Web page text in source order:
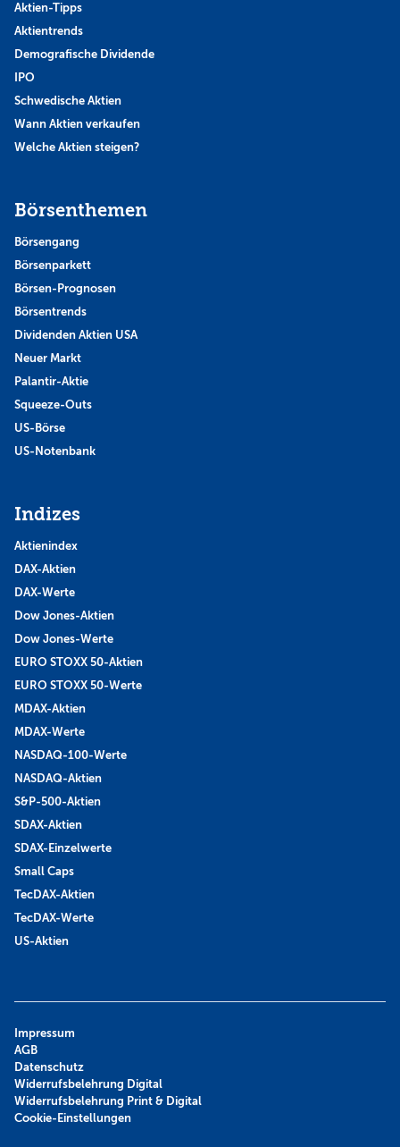
Aktien-Tipps
Aktientrends
Demografische Dividende
IPO
Schwedische Aktien
Wann Aktien verkaufen
Welche Aktien steigen?
Börsenthemen
Börsengang
Börsenparkett
Börsen-Prognosen
Börsentrends
Dividenden Aktien USA
Neuer Markt
Palantir-Aktie
Squeeze-Outs
US-Börse
US-Notenbank
Indizes
Aktienindex
DAX-Aktien
DAX-Werte
Dow Jones-Aktien
Dow Jones-Werte
EURO STOXX 50-Aktien
EURO STOXX 50-Werte
MDAX-Aktien
MDAX-Werte
NASDAQ-100-Werte
NASDAQ-Aktien
S&P-500-Aktien
SDAX-Aktien
SDAX-Einzelwerte
Small Caps
TecDAX-Aktien
TecDAX-Werte
US-Aktien
Impressum
AGB
Datenschutz
Widerrufsbelehrung Digital
Widerrufsbelehrung Print & Digital
Cookie-Einstellungen